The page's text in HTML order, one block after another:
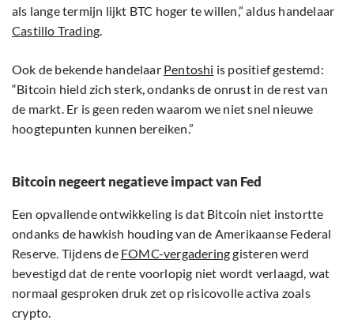
als lange termijn lijkt BTC hoger te willen,” aldus handelaar
Castillo Trading.
Ook de bekende handelaar Pentoshi is positief gestemd:
“Bitcoin hield zich sterk, ondanks de onrust in de rest van
de markt. Er is geen reden waarom we niet snel nieuwe
hoogtepunten kunnen bereiken.”
Bitcoin negeert negatieve impact van Fed
Een opvallende ontwikkeling is dat Bitcoin niet instortte
ondanks de hawkish houding van de Amerikaanse Federal
Reserve. Tijdens de FOMC-vergaderinggisteren werd
bevestigd dat de rente voorlopig niet wordt verlaagd, wat
normaal gesproken druk zet op risicovolle activa zoals
crypto.